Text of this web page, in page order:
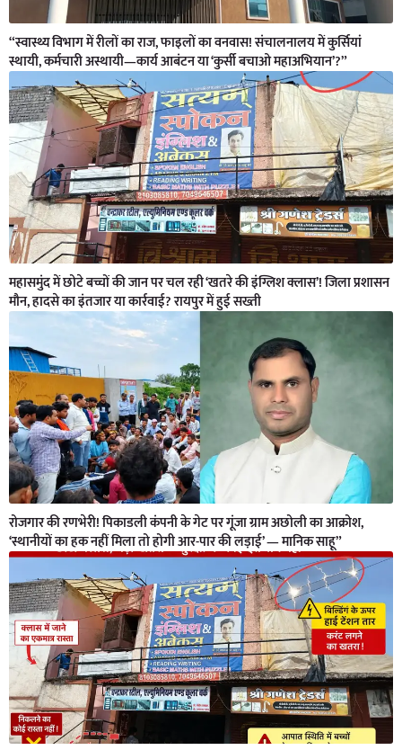
“स्वास्थ्य विभाग में रीलों का राज, फाइलों का वनवास! संचालनालय में कुर्सियां
स्थायी, कर्मचारी अस्थायी—कार्य आबंटन या ‘कुर्सी बचाओ महाअभियान’?”
महासमुंद में छोटे बच्चों की जान पर चल रही ‘खतरे की इंग्लिश क्लास’! जिला प्रशासन
मौन, हादसे का इंतजार या कार्रवाई? रायपुर में हुई सख्ती
रोजगार की रणभेरी! पिकाडली कंपनी के गेट पर गूंजा ग्राम अछोली का आक्रोश,
‘स्थानीयों का हक नहीं मिला तो होगी आर-पार की लड़ाई’ — मानिक साहू”